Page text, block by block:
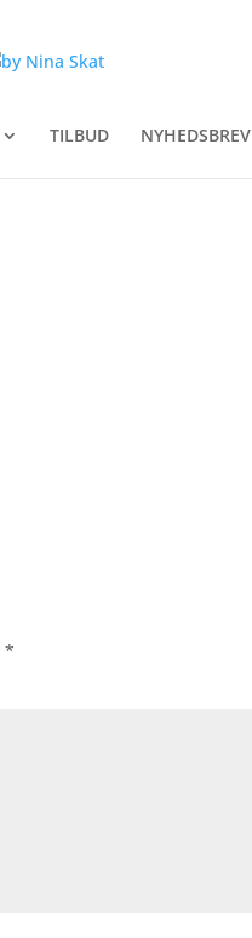
TILBUD NYHEDSBREV
*